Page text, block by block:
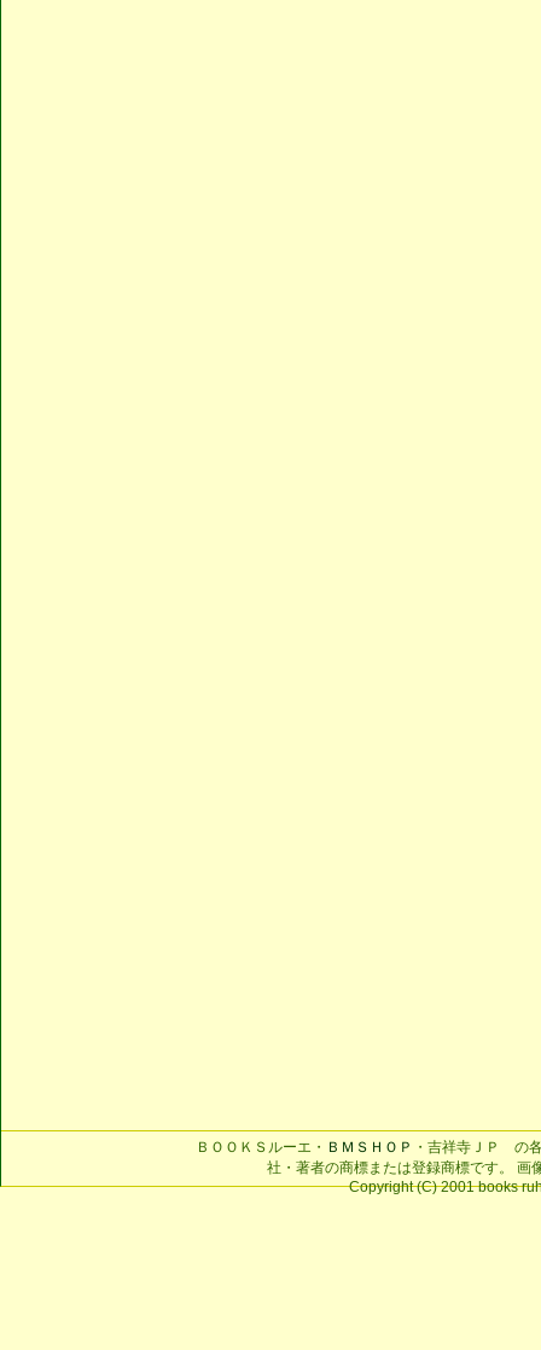
ＢＯＯＫＳルーエ・ ＢＭＳＨＯＰ ・吉祥寺ＪＰ の
社・著者の商標または登録商標です。 画
Copyright (C) 2001 books